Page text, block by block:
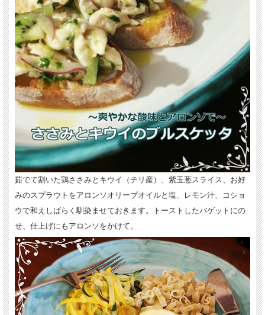
茹でて割いた鶏ささみとキウイ（チリ産）、紫玉葱スライス、お好
みのスプラウトをアロンソオリーブオイルと塩、レモン汁、コショ
ウで和えしばらく馴染ませておきます。トーストしたバゲットにの
せ、仕上げにもアロンソをかけて。